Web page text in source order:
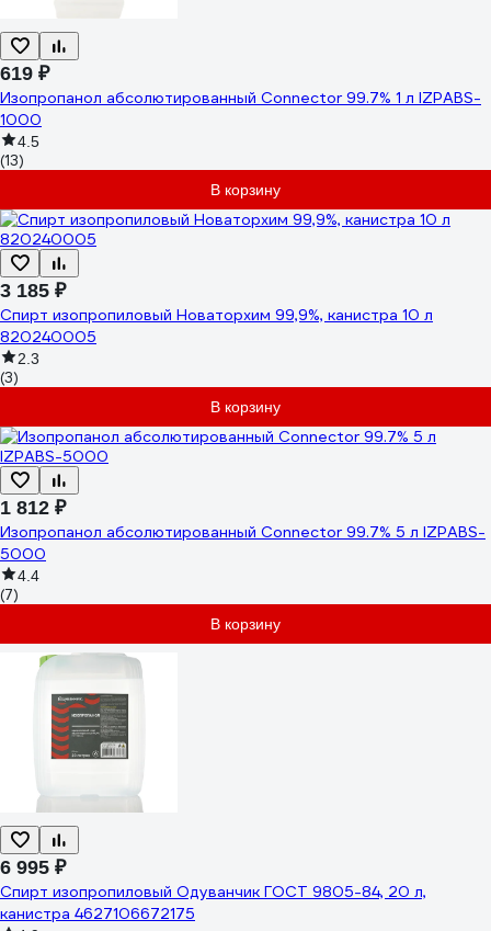
619 ₽
Изопропанол абсолютированный Connector 99.7% 1 л IZPABS-
1000
4.5
(13)
В корзину
3 185 ₽
Спирт изопропиловый Новаторхим 99,9%, канистра 10 л
820240005
2.3
(3)
В корзину
1 812 ₽
Изопропанол абсолютированный Connector 99.7% 5 л IZPABS-
5000
4.4
(7)
В корзину
6 995 ₽
Спирт изопропиловый Одуванчик ГОСТ 9805-84, 20 л,
канистра 4627106672175